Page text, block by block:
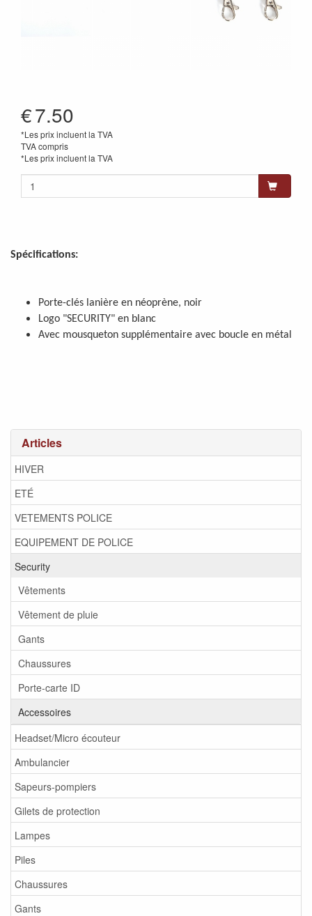
Articles
HIVER
ETÉ
VETEMENTS POLICE
EQUIPEMENT DE POLICE
Security
Vêtements
Vêtement de pluie
Gants
Chaussures
Porte-carte ID
Accessoires
Headset/Micro écouteur
Ambulancier
Sapeurs-pompiers
Gilets de protection
Lampes
Piles
Chaussures
Gants
€7.50
*Les prix incluent la TVA
TVA compris
*Les prix incluent la TVA
Spécifications:
Porte-clés lanière en néoprène, noir
Logo "SECURITY" en blanc
Avec mousqueton supplémentaire avec boucle en métal